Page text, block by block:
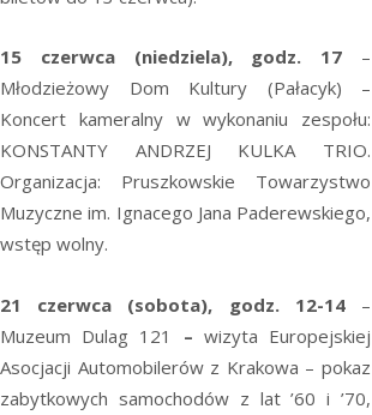
15 czerwca (niedziela), godz. 17 –
Młodzieżowy Dom Kultury (Pałacyk) –
Koncert kameralny w wykonaniu zespołu:
KONSTANTY ANDRZEJ KULKA TRIO.
Organizacja: Pruszkowskie Towarzystwo
Muzyczne im. Ignacego Jana Paderewskiego,
wstęp wolny.
21 czerwca (sobota), godz. 12-14 –
Muzeum Dulag 121
– wizyta Europejskiej
Asocjacji Automobilerów z Krakowa – pokaz
zabytkowych samochodów z lat ’60 i ’70,